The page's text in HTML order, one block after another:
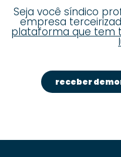
Seja você síndico
empresa
plataforma que tem
receber